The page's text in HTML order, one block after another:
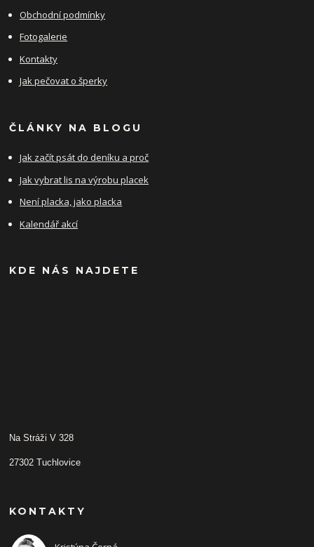
Obchodní podmínky
Fotogalerie
Kontakty
Jak pečovat o šperky
ČLÁNKY NA BLOGU
Jak začít psát do deníku a proč
Jak vybrat lis na výrobu placek
Není placka, jako placka
Kalendář akcí
KDE NÁS NAJDETE
Na Stráži V 328
27302 Tuchlovice
KONTAKTY